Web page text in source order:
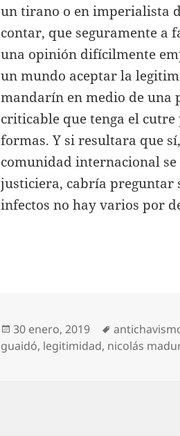
un tirano o en imperialista
contar, que seguramente a
una opinión difícilmente
un mundo aceptar la
mandarín en medio de una
criticable que tenga el
formas. Y si resultara que
comunidad internacional
justiciera, cabría preguntar
infectos no hay varios por
Publicado
el
30 enero, 2019 Etiquetas
guaidó, legitimidad, nicolás